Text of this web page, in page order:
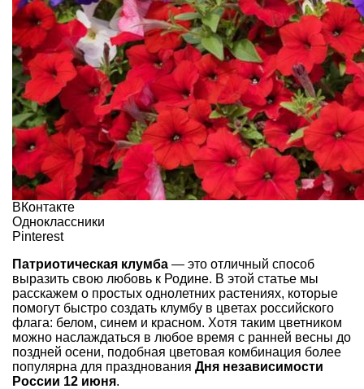
ВКонтакте
Одноклассники
Pinterest
Патриотическая клумба — это отличный способ
выразить свою любовь к Родине. В этой статье мы
расскажем о простых однолетних растениях, которые
помогут быстро создать клумбу в цветах российского
флага: белом, синем и красном. Хотя таким цветником
можно наслаждаться в любое время с ранней весны до
поздней осени, подобная цветовая комбинация более
популярна для празднования Дня независимости
России 12 июня.